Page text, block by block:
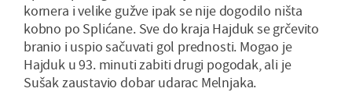
kornera i velike gužve ipak se nije dogodilo ništa
kobno po Splićane. Sve do kraja Hajduk se grčevito
branio i uspio sačuvati gol prednosti. Mogao je
Hajduk u 93. minuti zabiti drugi pogodak, ali je
Sušak zaustavio dobar udarac Melnjaka.